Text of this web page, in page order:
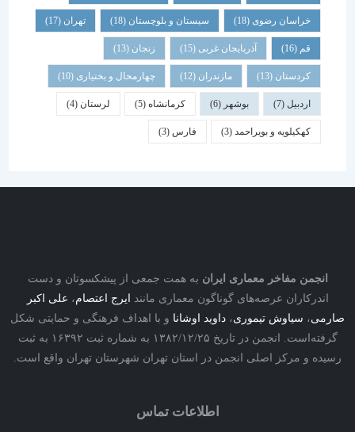
خراسان رضوی(18) سیستان و بلوچستان(18) تهران
آذربایجان غربی(15) زنجان
کردستان(13) مازندران(12) چهارمحال و بختیاری (10)
بوشهر کرمانشاه(5) لرستان (4)
کهکیلویه و بویراحمد(3) فارس
مفاخر معماری ایرانبه همت جمعی از پیشکسوتان و دست
عرصه‌های گوناگون معماری مانندایرج اعتصام،علی اکبر
،سیاوش تیموری،داوید اوشاناو با اهداف فرهنگی و حمایتی شکل
گرفته‌است. انجمن در تاریخ ۱۳۸۲/۱۲/۲۵ به شماره ثبت ۱۶۳۹۲ به ثبت
و مرکز اصلی انجمن در استان تهران شهرستان تهران واقع است.
اطلاعات تماس